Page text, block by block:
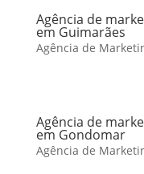
Agência de
em Guimarães
Agência de
Agência de
em Gondomar
Agência de